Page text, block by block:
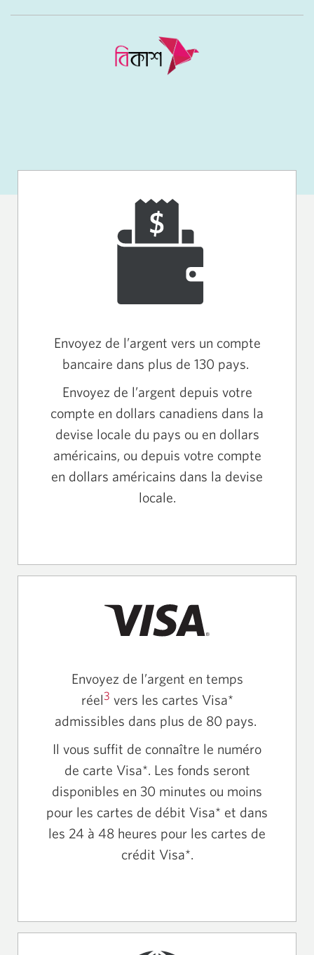
Envoyez de l’argent vers un compte
bancaire dans plus de 130 pays.
Envoyez de l’argent depuis votre
compte en dollars canadiens dans la
devise locale du pays ou en dollars
américains, ou depuis votre compte
en dollars américains dans la devise
locale.
Envoyez de l’argent en temps
réel3 vers les cartes Visa*
admissibles dans plus de 80 pays.
Il vous suffit de connaître le numéro
de carte Visa*. Les fonds seront
disponibles en 30 minutes ou moins
pour les cartes de débit Visa* et dans
les 24 à 48 heures pour les cartes de
crédit Visa*.